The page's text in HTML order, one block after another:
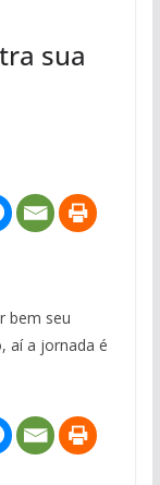
sua
bem seu
aí a jornada é